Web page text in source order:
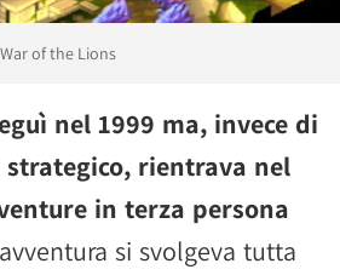
of the Lions
nel 1999 ma, invece di
rientrava nel
in terza persona
si svolgeva tutta